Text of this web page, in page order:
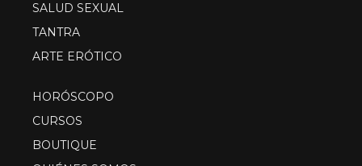
SALUD SEXUAL
TANTRA
ARTE ERÓTICO
HORÓSCOPO
CURSOS
BOUTIQUE